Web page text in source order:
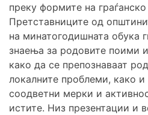
преку формите на
Претставниците од
на минатогодишната обука
знаења за родовите поими
како да се препознаваат
локалните проблеми, како и
соодветни мерки и
истите. Низ презентации и